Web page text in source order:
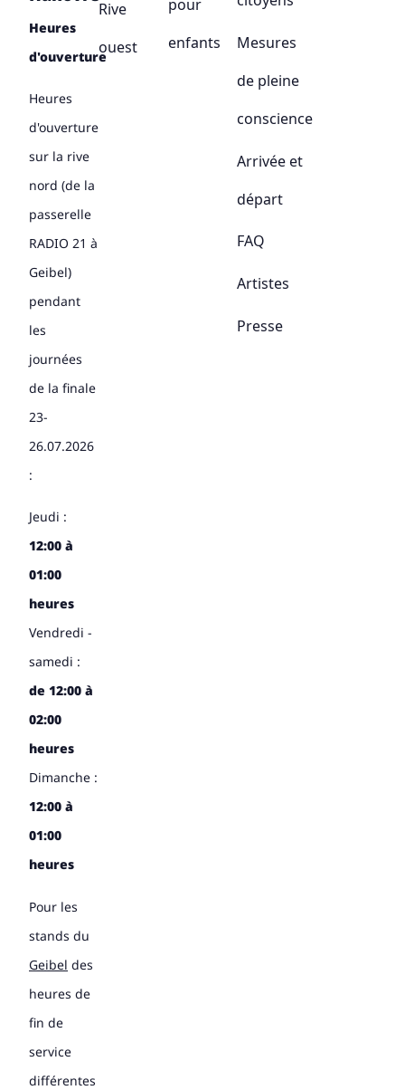
Heures
d'ouverture
Heures
d'ouverture
sur la rive
nord (de la
passerelle
RADIO 21 à
Geibel)
pendant
les
journées
de la finale
23-
26.07.2026
:
Jeudi :
12:00 à
01:00
heures
Vendredi -
samedi :
de 12:00 à
02:00
heures
Dimanche :
12:00 à
01:00
heures
Pour les
stands du
Geibel des
heures de
fin de
service
différentes
Rive
ouest
pour
enfants
Mesures
de pleine
conscience
Arrivée et
départ
FAQ
Artistes
Presse